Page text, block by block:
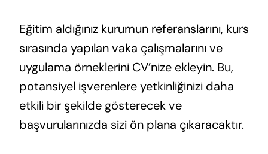
Eğitim aldığınız kurumun referanslarını, kurs
sırasında yapılan vaka çalışmalarını ve
uygulama örneklerini CV’nize ekleyin. Bu,
potansiyel işverenlere yetkinliğinizi daha
etkili bir şekilde gösterecek ve
başvurularınızda sizi ön plana çıkaracaktır.